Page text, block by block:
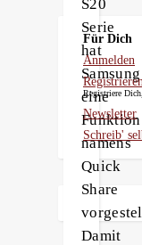
S20
Serie
hat
Samsung
eine
Funktion
namens
Quick
Share
Damit
Für Dich
Anmelden
Registriere
Newsletter
Schreib'